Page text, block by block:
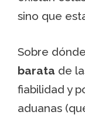
sino que
Sobre dónde
barata de
fiabilidad y
aduanas